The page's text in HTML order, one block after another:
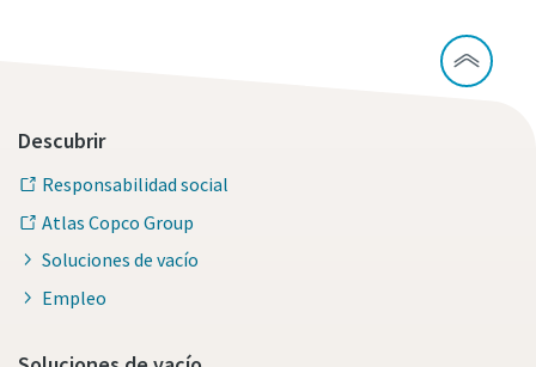
Descubrir
Responsabilidad social
Atlas Copco Group
Soluciones de vacío
Empleo